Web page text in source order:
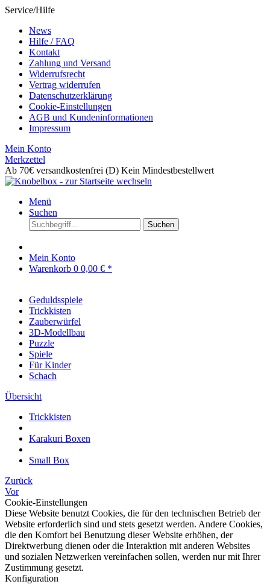
Service/Hilfe
News
Hilfe / FAQ
Kontakt
Zahlung und Versand
Widerrufsrecht
Vertrag widerrufen
Datenschutzerklärung
Cookie-Einstellungen
AGB und Kundeninformationen
Impressum
Mein Konto
Merkzettel
Ab 70€ versandkostenfrei (D) Kein Mindestbestellwert
Menü
Suchen
Suchen
Mein Konto
Warenkorb 0 0,00 € *
Geduldsspiele
Trickkisten
Zauberwürfel
3D-Modellbau
Puzzle
Spiele
Für Kinder
Schach
Übersicht
Trickkisten
Karakuri Boxen
Small Box
Zurück
Vor
Cookie-Einstellungen
Diese Website benutzt Cookies, die für den technischen Betrieb der
Website erforderlich sind und stets gesetzt werden. Andere Cookies,
die den Komfort bei Benutzung dieser Website erhöhen, der
Direktwerbung dienen oder die Interaktion mit anderen Websites
und sozialen Netzwerken vereinfachen sollen, werden nur mit Ihrer
Zustimmung gesetzt.
Konfiguration